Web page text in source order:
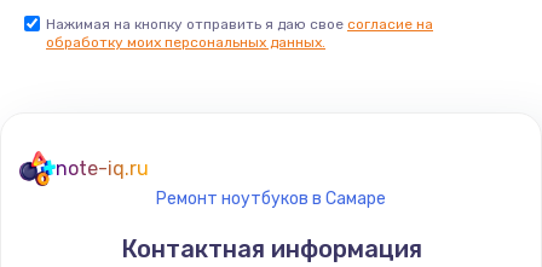
Нажимая на кнопку отправить я даю свое согласие на
обработку моих персональных данных.
note-iq.ru
Ремонт ноутбуков в Самаре
Контактная информация